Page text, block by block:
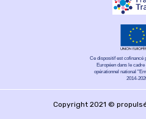
Ce dispositif est cofinancé
Européen dans le
opérationnel national
2014-
Copyright 2021 © propulsé